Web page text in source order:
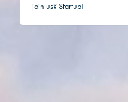
join us? Startup!